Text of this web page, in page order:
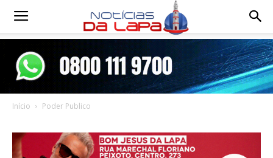
Notícias
Início Poder Publico